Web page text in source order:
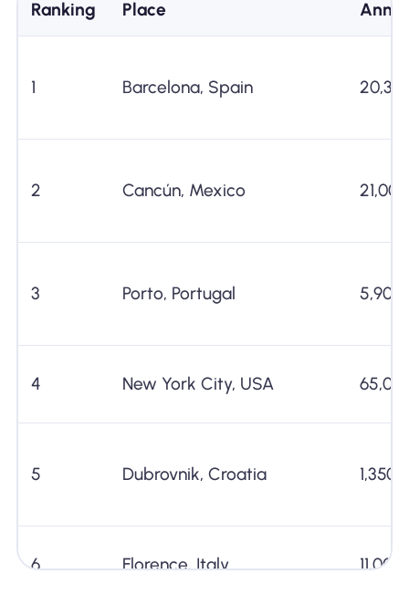
Ranking Place
1 Barcelona, Spain
2 Cancún, Mexico
3 Porto, Portugal
4 New York City, USA
5 Dubrovnik, Croatia
6 Florence, Italy